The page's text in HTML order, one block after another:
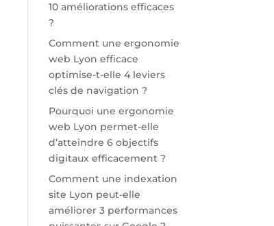
10 améliorations efficaces
?
Comment une ergonomie
web Lyon efficace
optimise-t-elle 4 leviers
clés de navigation ?
Pourquoi une ergonomie
web Lyon permet-elle
d’atteindre 6 objectifs
digitaux efficacement ?
Comment une indexation
site Lyon peut-elle
améliorer 3 performances